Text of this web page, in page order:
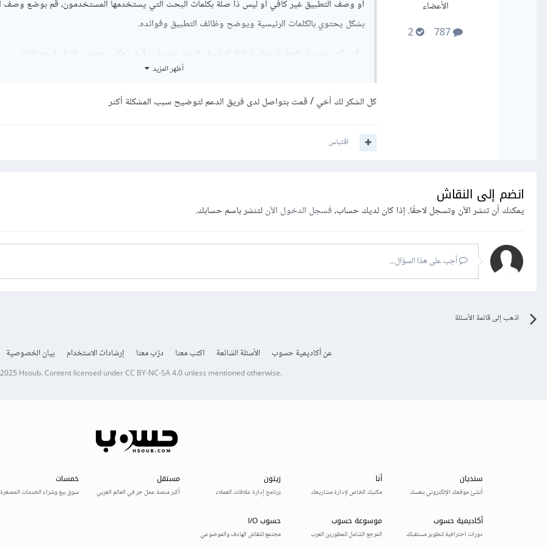
الأعضاء
أو وصف التطبيق غير كافي أو ليس ذا صلة بكلمات البحث التي يستخدمها المستخدمون، قم بوضع وصف
بشكل يحتوي بالكلمات الرئيسية ويوضح وظائف التطبيق وفوائده.
وقد يكون تصنيف التطبيق مناسبًا لفئة التطبيق، فاختر تصنيف دقيق يعكس محتوى التطبيق ووظائفه.
لجذب المزيد من المستخدمين.
أظهر المزيد
كل الشكر لك أخي / قمت بتواصل لدى فريق الدعم لتوضيح سبب المشكلة أكثر
اقتباس
انضم إلى النقاش
يمكنك أن تنشر الآن وتسجل لاحقًا. إذا كان لديك حساب،فسجل الدخول الآنلتنشر باسم حسابك.
أجب على هذا السؤال...
اذهب إلى قائمة الأسئلة
عن أكاديمية حسوب الأسئلة الشائعة اكتب معنا درّب معنا إرشادات الاستخدام بيان الخصوصية
Hsoub.Content licensed underCC BY-NC-SA 4.0unless mentioned otherwise.